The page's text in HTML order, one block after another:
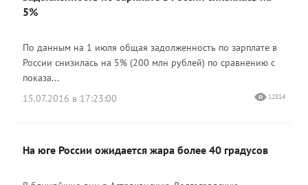
5%
По данным на 1 июля общая задолженность по зарплате в
России снизилась на 5% (200 млн рублей) по сравнению с
показа...
15.07.2016 в 17:23:00
12814
На юге России ожидается жара более 40 градусов